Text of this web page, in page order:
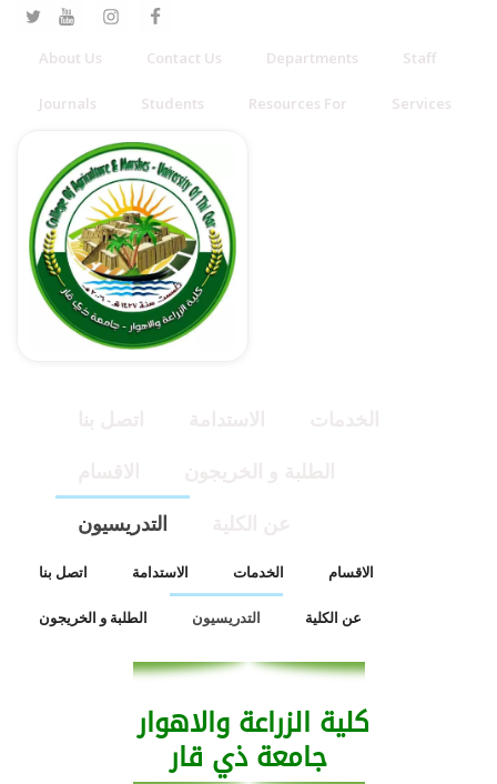
About Us Contact Us Departments Staff
Journals Students Resources For Services
التدريسيون
اتصل بنا الاستدامة الخدمات الاقسام
الطلبة و الخريجون التدريسيون عن الكلية
كلية الزراعة والاهوار
جامعة ذي قار